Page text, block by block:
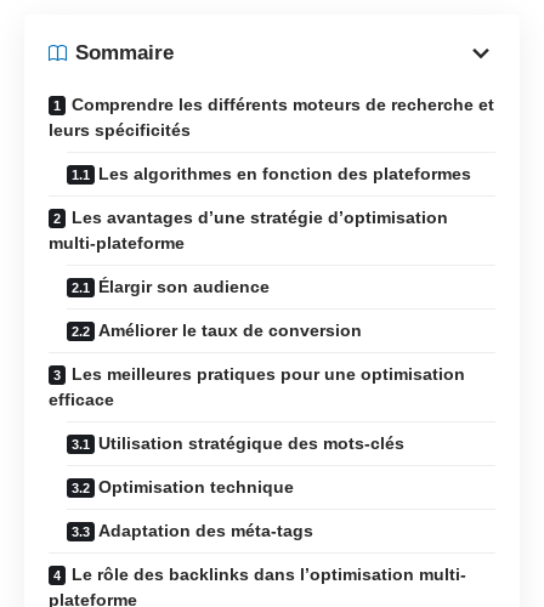
Sommaire
Comprendre les différents moteurs de recherche et
leurs spécificités
Les algorithmes en fonction des plateformes
Les avantages d’une stratégie d’optimisation
multi-plateforme
Élargir son audience
Améliorer le taux de conversion
Les meilleures pratiques pour une optimisation
efficace
Utilisation stratégique des mots-clés
Optimisation technique
Adaptation des méta-tags
Le rôle des backlinks dans l’optimisation multi-
plateforme